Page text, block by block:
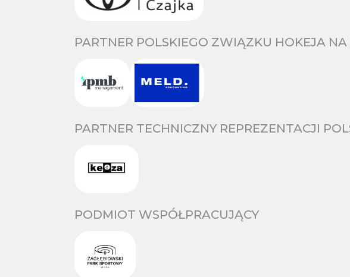
PARTNER POLSKIEGO ZWIĄZKU HOKEJA
PARTNER TECHNICZNY REPREZENTACJI
PODMIOT WSPÓŁPRACUJĄCY